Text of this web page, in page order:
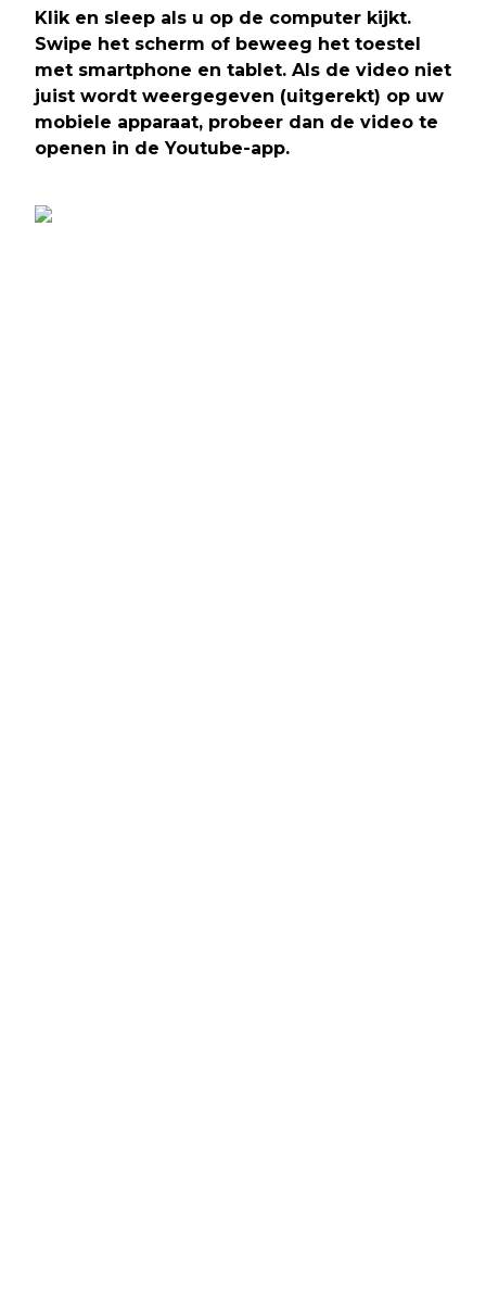
Klik en sleep als u op de computer kijkt.
Swipe het scherm of beweeg het toestel
met smartphone en tablet. Als de video niet
juist wordt weergegeven (uitgerekt) op uw
mobiele apparaat, probeer dan de video te
openen in de Youtube-app.